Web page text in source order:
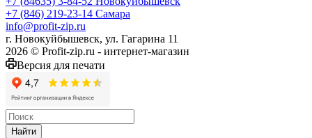
+7 (846) 219-23-14 Самара
info@profit-zip.ru
г. Новокуйбышевск, ул. Гагарина 11
2026 © Profit-zip.ru - интернет-магазин
Версия для печати
Найти